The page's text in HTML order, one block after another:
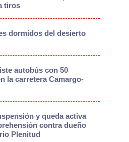
tiros
dormidos del desierto
autobús con 50
la carretera Camargo-
y queda activa
contra dueño
Plenitud